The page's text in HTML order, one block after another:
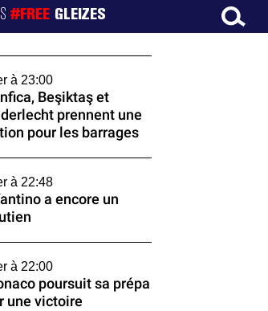
#FREE GLEIZES
à 23:00
Beşiktaş et
prennent une
pour les barrages
à 22:48
a encore un
à 22:00
poursuit sa prépa
une victoire